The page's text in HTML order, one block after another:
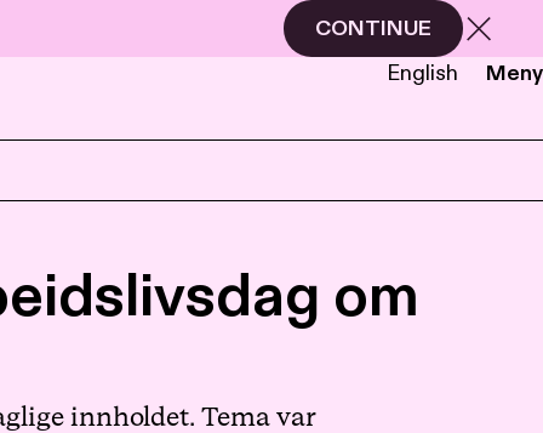
CONTINUE
English
Meny
om
innholdet. Tema var